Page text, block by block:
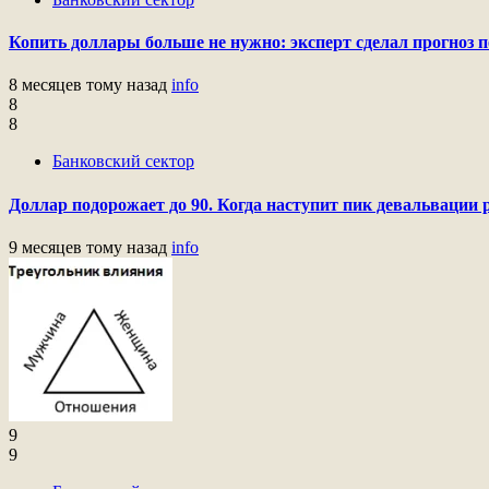
Копить доллары больше не нужно: эксперт сделал прогноз
8 месяцев тому назад info
8
8
Банковский сектор
Доллар подорожает до 90. Когда наступит пик девальвации
9 месяцев тому назад info
9
9